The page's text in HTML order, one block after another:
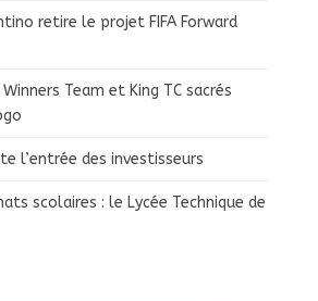
retire le projet FIFA Forward
Team et King TC sacrés
l’entrée des investisseurs
scolaires : le Lycée Technique de